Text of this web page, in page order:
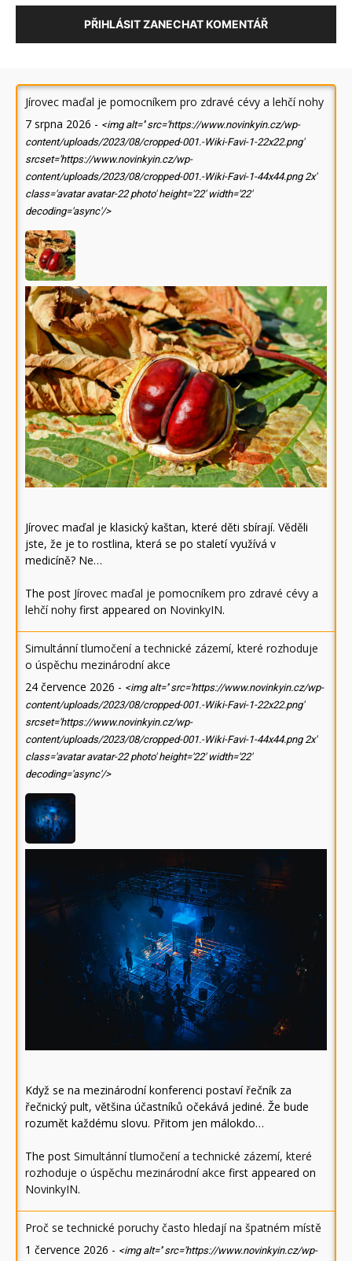
PŘIHLÁSIT ZANECHAT KOMENTÁŘ
Jírovec maďal je pomocníkem pro zdravé cévy a lehčí nohy
7 srpna 2026 - <img alt='' src='https://www.novinkyin.cz/wp-
content/uploads/2023/08/cropped-001.-Wiki-Favi-1-22x22.png'
srcset='https://www.novinkyin.cz/wp-
content/uploads/2023/08/cropped-001.-Wiki-Favi-1-44x44.png 2x'
class='avatar avatar-22 photo' height='22' width='22'
decoding='async'/>
Jírovec maďal je klasický kaštan, které děti sbírají. Věděli
jste, že je to rostlina, která se po staletí využívá v
medicíně? Ne…
The post Jírovec maďal je pomocníkem pro zdravé cévy a
lehčí nohy first appeared on NovinkyIN.
Simultánní tlumočení a technické zázemí, které rozhoduje
o úspěchu mezinárodní akce
24 července 2026 - <img alt='' src='https://www.novinkyin.cz/wp-
content/uploads/2023/08/cropped-001.-Wiki-Favi-1-22x22.png'
srcset='https://www.novinkyin.cz/wp-
content/uploads/2023/08/cropped-001.-Wiki-Favi-1-44x44.png 2x'
class='avatar avatar-22 photo' height='22' width='22'
decoding='async'/>
Když se na mezinárodní konferenci postaví řečník za
řečnický pult, většina účastníků očekává jediné. Že bude
rozumět každému slovu. Přitom jen málokdo…
The post Simultánní tlumočení a technické zázemí, které
rozhoduje o úspěchu mezinárodní akce first appeared on
NovinkyIN.
Proč se technické poruchy často hledají na špatném místě
1 července 2026 - <img alt='' src='https://www.novinkyin.cz/wp-